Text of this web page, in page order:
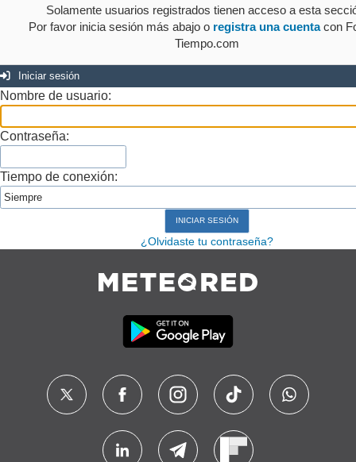
Solamente usuarios registrados tienen acceso a esta
Por favor inicia sesión más abajo o registra una cuentacon
Tiempo.com
Iniciar sesión
Nombre de usuario:
Contraseña:
Tiempo de conexión:
¿Olvidaste tu contraseña?